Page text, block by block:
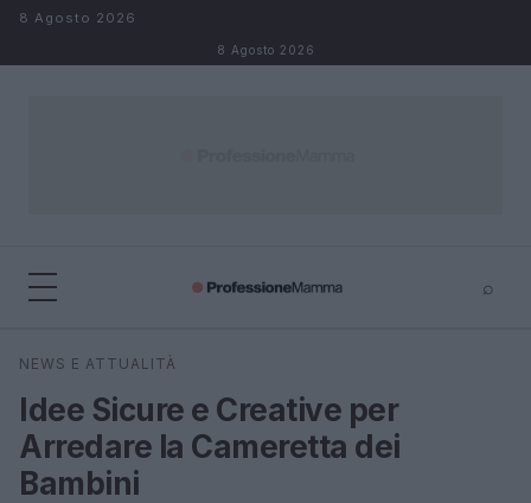
Salta al contenuto
8 Agosto 2026
8 Agosto 2026
⌕
Cerca
NEWS E ATTUALITÀ
Idee Sicure e Creative per
Arredare la Cameretta dei
Bambini